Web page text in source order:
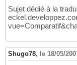
Sujet dédié à la
Shugo78, le 18/05/